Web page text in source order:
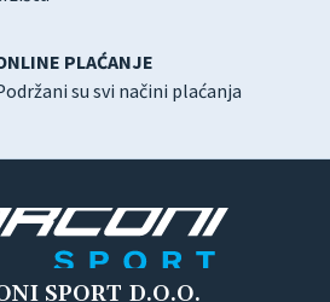
PLAĆANJE
su svi načini plaćanja
SPORT D.O.O.